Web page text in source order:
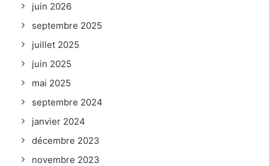
juin 2026
septembre 2025
juillet 2025
juin 2025
mai 2025
septembre 2024
janvier 2024
décembre 2023
novembre 2023